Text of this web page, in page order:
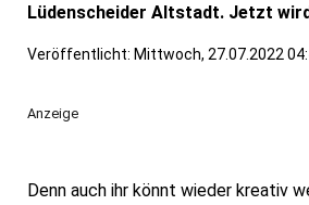
Lüdenscheider Altstadt. Jetzt
Veröffentlicht: Mittwoch, 27.07.2022
Anzeige
Denn auch ihr könnt wieder kreativ